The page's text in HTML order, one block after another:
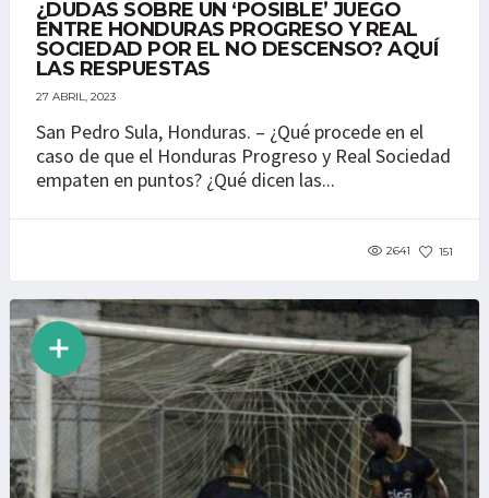
¿DUDAS SOBRE UN ‘POSIBLE’ JUEGO
ENTRE HONDURAS PROGRESO Y REAL
SOCIEDAD POR EL NO DESCENSO? AQUÍ
LAS RESPUESTAS
27 ABRIL, 2023
San Pedro Sula, Honduras. – ¿Qué procede en el
caso de que el Honduras Progreso y Real Sociedad
empaten en puntos? ¿Qué dicen las...
2641 151